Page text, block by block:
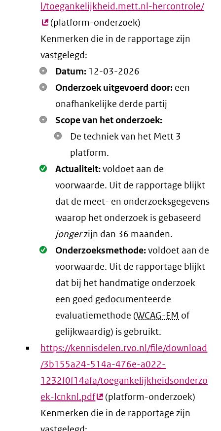
l/toegankelijkheid.mett.nl-hercontrole/
(platform-onderzoek)
Kenmerken die in de rapportage zijn
vastgelegd:
Datum: 12-03-2026
Onderzoek uitgevoerd door: een
onafhankelijke derde partij
Scope van het onderzoek:
De techniek van het Mett 3
platform.
Oké.
Actualiteit:voldoet aan de
voorwaarde. Uit de rapportage blijkt
dat de meet- en onderzoeksgegevens
waarop het onderzoek is gebaseerd
jongerzijn dan 36 maanden.
Oké.
Onderzoeksmethode:voldoet aan de
voorwaarde. Uit de rapportage blijkt
dat bij het handmatige onderzoek
een goed gedocumenteerde
evaluatiemethode (WCAG-EM of
gelijkwaardig) is gebruikt.
https://kennisdelen.rvo.nl/file/download
/3b155a24-514a-476e-a022-
1232f0f14afa/toegankelijkheidsonderzo
ek-lcnknl.pdf(externe
link)
(platform-onderzoek)
Kenmerken die in de rapportage zijn